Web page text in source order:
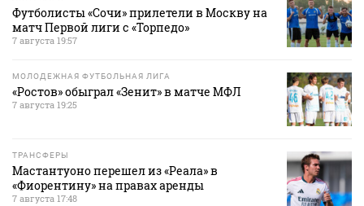
Футболисты «Сочи» прилетели в Москву на
матч Первой лиги с «Торпедо»
7 августа 19:57
МОЛОДЕЖНАЯ ФУТБОЛЬНАЯ ЛИГА
«Ростов» обыграл «Зенит» в матче МФЛ
7 августа 19:25
ТРАНСФЕРЫ
Мастантуоно перешел из «Реала» в
«Фиорентину» на правах аренды
7 августа 17:48